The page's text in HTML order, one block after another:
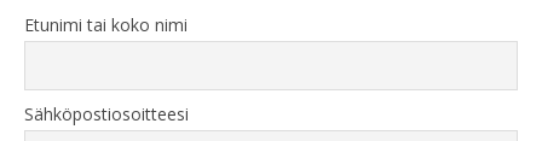
Etunimi tai koko nimi
Sähköpostiosoitteesi